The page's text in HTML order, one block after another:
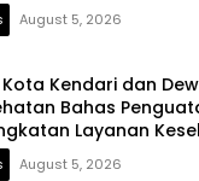
August 5, 2026
Kendari dan
Bahas
Layanan
August 5, 2026